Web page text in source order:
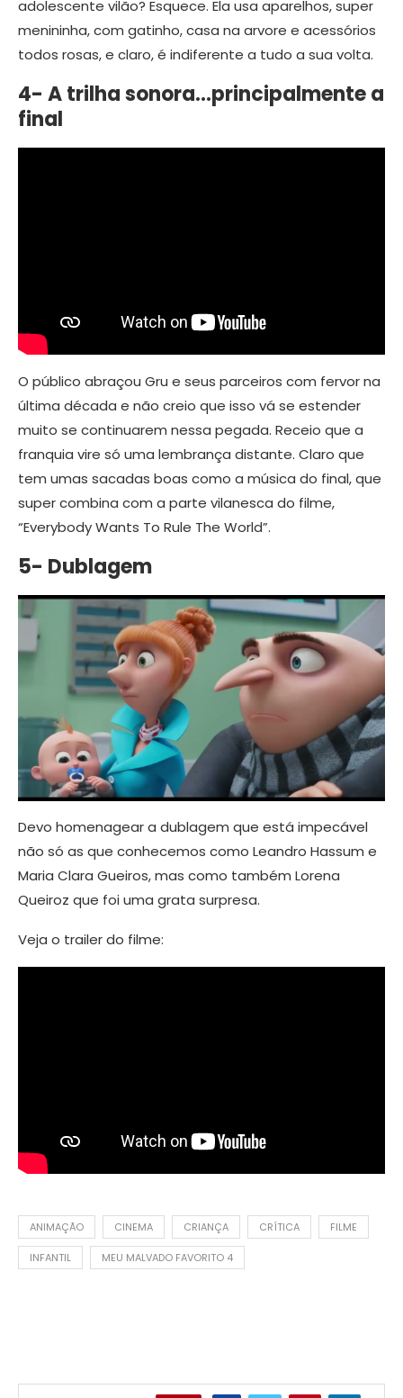
adolescente vilão? Esquece. Ela usa aparelhos, super
menininha, com gatinho, casa na arvore e acessórios
todos rosas, e claro, é indiferente a tudo a sua volta.
4- A trilha sonora…principalmente a
final
O público abraçou Gru e seus parceiros com fervor na
última década e não creio que isso vá se estender
muito se continuarem nessa pegada. Receio que a
franquia vire só uma lembrança distante. Claro que
tem umas sacadas boas como a música do final, que
super combina com a parte vilanesca do filme,
“Everybody Wants To Rule The World”.
5- Dublagem
Devo homenagear a dublagem que está impecável
não só as que conhecemos como Leandro Hassum e
Maria Clara Gueiros, mas como também Lorena
Queiroz que foi uma grata surpresa.
Veja o trailer do filme:
ANIMAÇÃO CINEMA CRIANÇA CRÍTICA FILME
INFANTIL MEU MALVADO FAVORITO 4